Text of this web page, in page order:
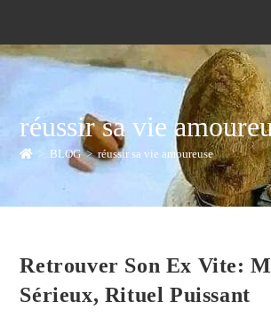
réussir sa vie
> BLOG > réussir sa vie amoureuse
Retrouver Son Ex Vite:
Sérieux, Rituel Puissant